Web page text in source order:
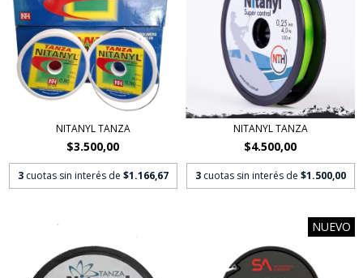
NITANYL TANZA
$3.500,00
3 cuotas sin interés de $1.166,67
NITANYL TANZA
$4.500,00
3 cuotas sin interés de $1.500,00
NUEVO